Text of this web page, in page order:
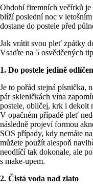
Období firemních večírků je
blíží poslední noc v
dostane do postele před
Jak vrátit svou pleť zpátky
Vsaďte na 5 osvědčených
1. Do postele jedině
Je to pořád stejná písnička,
pár skleničkách vína
postele, obličej, krk i dekolt
V opačném případě pleť
následně projeví formou
SOS případy, kdy nemáte
můžete použít alespoň
neodlíčí tak dokonale, ale
s make-upem.
2. Čistá voda nad zlato